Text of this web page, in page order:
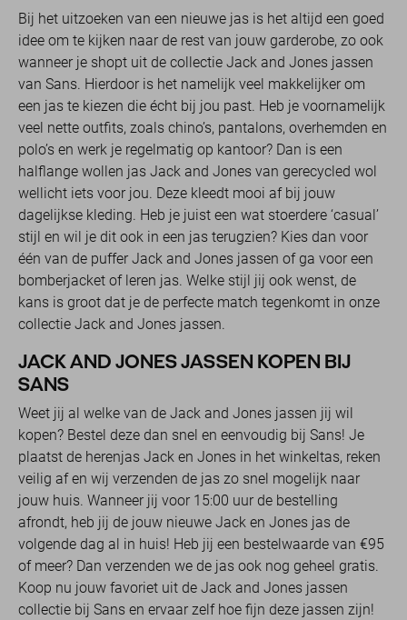
Bij het uitzoeken van een nieuwe jas is het altijd een goed
idee om te kijken naar de rest van jouw garderobe, zo ook
wanneer je shopt uit de collectie Jack and Jones jassen
van Sans. Hierdoor is het namelijk veel makkelijker om
een jas te kiezen die écht bij jou past. Heb je voornamelijk
veel nette outfits, zoals chino’s, pantalons, overhemden en
polo’s en werk je regelmatig op kantoor? Dan is een
halflange wollen jas Jack and Jones van gerecycled wol
wellicht iets voor jou. Deze kleedt mooi af bij jouw
dagelijkse kleding. Heb je juist een wat stoerdere ‘casual’
stijl en wil je dit ook in een jas terugzien? Kies dan voor
één van de puffer Jack and Jones jassen of ga voor een
bomberjacket of leren jas. Welke stijl jij ook wenst, de
kans is groot dat je de perfecte match tegenkomt in onze
collectie Jack and Jones jassen.
JACK AND JONES JASSEN KOPEN BIJ
SANS
Weet jij al welke van de Jack and Jones jassen jij wil
kopen? Bestel deze dan snel en eenvoudig bij Sans! Je
plaatst de herenjas Jack en Jones in het winkeltas, reken
veilig af en wij verzenden de jas zo snel mogelijk naar
jouw huis. Wanneer jij voor 15:00 uur de bestelling
afrondt, heb jij de jouw nieuwe Jack en Jones jas de
volgende dag al in huis! Heb jij een bestelwaarde van €95
of meer? Dan verzenden we de jas ook nog geheel gratis.
Koop nu jouw favoriet uit de Jack and Jones jassen
collectie bij Sans en ervaar zelf hoe fijn deze jassen zijn!